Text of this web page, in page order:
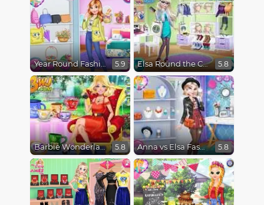
Year Round Fashionista Anna 5.9 Elsa Round the Clock Fashionista 5.8
Barbie Wonderland Looks 5.8 Anna vs Elsa Fashion Showdown 5.8